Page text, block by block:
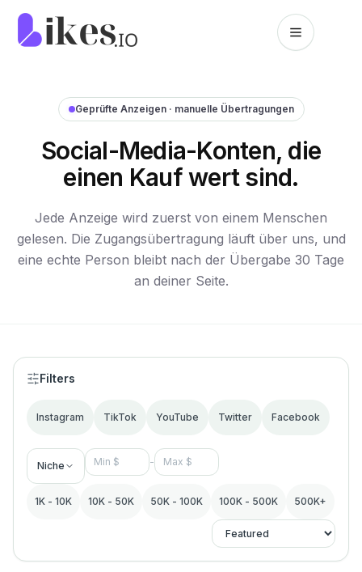
Zum Inhalt springen
Geprüfte Anzeigen · manuelle Übertragungen
Social-Media-Konten, die
einen Kauf wert sind.
Jede Anzeige wird zuerst von einem Menschen
gelesen. Die Zugangsübertragung läuft über uns, und
eine echte Person bleibt nach der Übergabe 30 Tage
an deiner Seite.
Filters
Instagram TikTok YouTube Twitter Facebook
Niche -
1K - 10K 10K - 50K 50K - 100K 100K - 500K 500K+